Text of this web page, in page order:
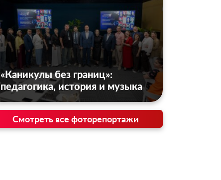
«Каникулы без границ»:
педагогика, история и музыка
Смотреть все фоторепортажи